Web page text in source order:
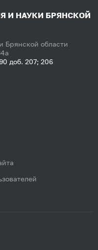
И НАУКИ БРЯНСКОЙ
Брянской области
доб. 207; 206